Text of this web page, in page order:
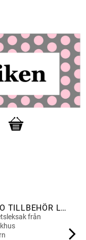
Basket
TILLBEHÖR LE
från